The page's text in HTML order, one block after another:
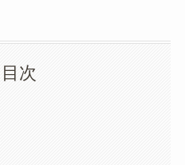
目次